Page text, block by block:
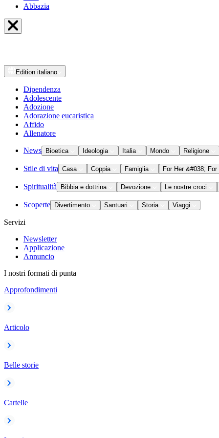
Abbazia
Edition italiano
Dipendenza
Adolescente
Adozione
Adorazione eucaristica
Affido
Allenatore
News Bioetica Ideologia Italia Mondo Religione
Stile di vita Casa Coppia Famiglia For Her &#038; For
Spiritualità Bibbia e dottrina Devozione Le nostre croci
Scoperte Divertimento Santuari Storia Viaggi
Servizi
Newsletter
Applicazione
Annuncio
I nostri formati di punta
Approfondimenti
Articolo
Belle storie
Cartelle